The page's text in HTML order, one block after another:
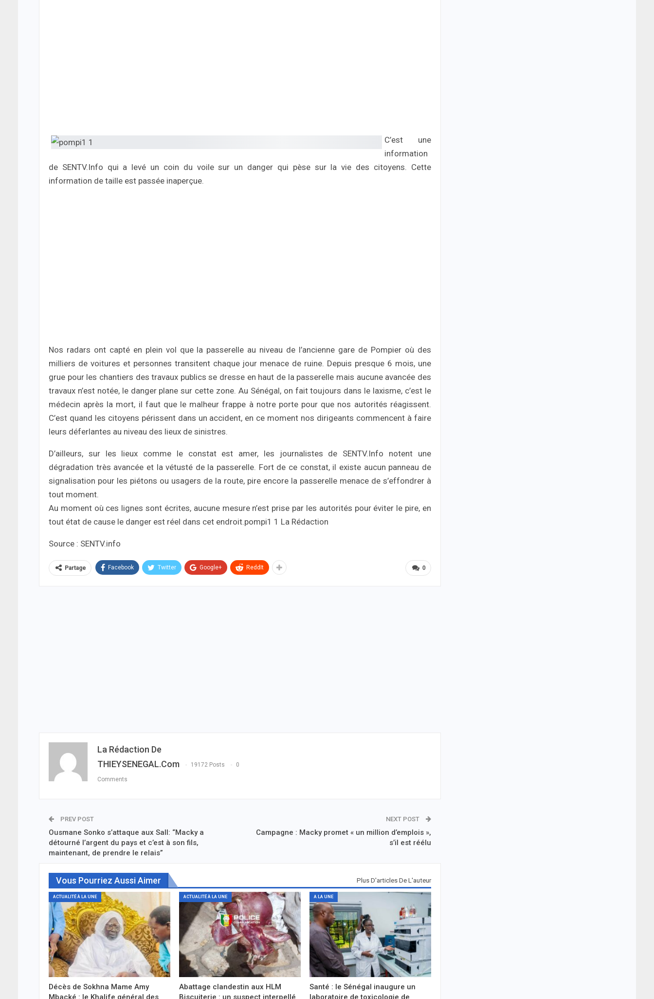
C’est une
information
de SENTV.Info qui a levé un coin du voile sur un danger qui pèse sur la vie des citoyens. Cette
information de taille est passée inaperçue.
Nos radars ont capté en plein vol que la passerelle au niveau de l’ancienne gare de Pompier où des
milliers de voitures et personnes transitent chaque jour menace de ruine. Depuis presque 6 mois, une
grue pour les chantiers des travaux publics se dresse en haut de la passerelle mais aucune avancée des
travaux n’est notée, le danger plane sur cette zone. Au Sénégal, on fait toujours dans le laxisme, c’est le
médecin après la mort, il faut que le malheur frappe à notre porte pour que nos autorités réagissent.
C’est quand les citoyens périssent dans un accident, en ce moment nos dirigeants commencent à faire
leurs déferlantes au niveau des lieux de sinistres.
D’ailleurs, sur les lieux comme le constat est amer, les journalistes de SENTV.Info notent une
dégradation très avancée et la vétusté de la passerelle. Fort de ce constat, il existe aucun panneau de
signalisation pour les piétons ou usagers de la route, pire encore la passerelle menace de s’effondrer à
tout moment.
Au moment où ces lignes sont écrites, aucune mesure n’est prise par les autorités pour éviter le pire, en
tout état de cause le danger est réel dans cet endroit.pompi1 1 La Rédaction
Source : SENTV.info
0
Partage Facebook Twitter Google+ ReddIt
La Rédaction De
THIEYSENEGAL.com
19172 Posts 0
Comments
PREV POST
Ousmane Sonko s’attaque aux Sall: “Macky a
détourné l’argent du pays et c’est à son fils,
maintenant, de prendre le relais”
NEXT POST
Campagne : Macky promet « un million d’emplois »,
s’il est réélu
Vous Pourriez Aussi Aimer Plus D'articles De L'auteur
ACTUALITÉ À LA UNE
Décès de Sokhna Mame Amy
Mbacké : le Khalife général des
ACTUALITÉ À LA UNE
Abattage clandestin aux HLM
Biscuiterie : un suspect interpellé
A LA UNE
Santé : le Sénégal inaugure un
laboratoire de toxicologie de